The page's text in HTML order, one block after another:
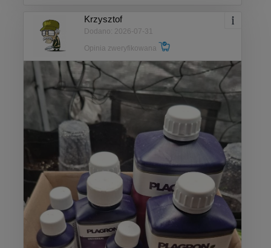
Krzysztof
Dodano: 2026-07-31
Opinia zweryfikowana